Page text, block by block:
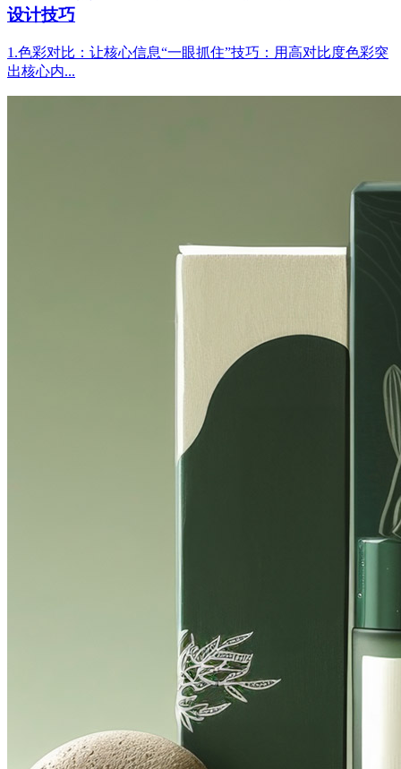
设计技巧
1.色彩对比：让核心信息“一眼抓住”技巧：用高对比度色彩突
出核心内...